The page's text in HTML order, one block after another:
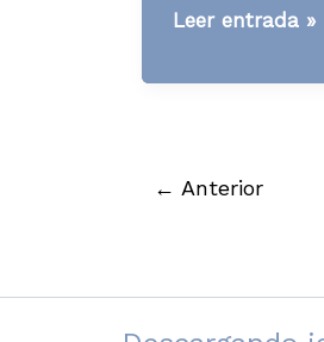
Media
S49
Leer entrada »
← Anterior